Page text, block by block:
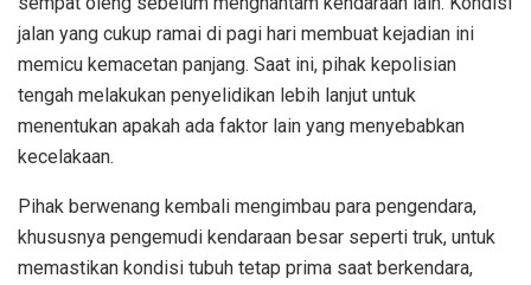
jalan yang cukup ramai di pagi hari membuat kejadian ini
memicu kemacetan panjang. Saat ini, pihak kepolisian
tengah melakukan penyelidikan lebih lanjut untuk
menentukan apakah ada faktor lain yang menyebabkan
kecelakaan.
Pihak berwenang kembali mengimbau para pengendara,
khususnya pengemudi kendaraan besar seperti truk, untuk
memastikan kondisi tubuh tetap prima saat berkendara,